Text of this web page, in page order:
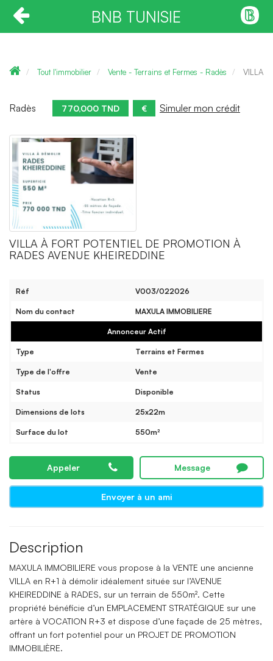
BNB TUNISIE
Tout l'immobilier Vente - Terrains et Fermes - Radès VILLA À
Radès 770,000 TND € Simuler mon crédit
VILLA À FORT POTENTIEL DE PROMOTION À
RADES AVENUE KHEIREDDINE
Réf V003/022026
Nom du contact MAXULA IMMOBILIERE
Annonceur Actif
Type Terrains et Fermes
Type de l'offre Vente
Status Disponible
Dimensions de lots 25x22m
Surface du lot 550m²
Appeler Message
Envoyer à un ami
Description
MAXULA IMMOBILIERE vous propose à la VENTE une ancienne
VILLA en R+1 à démolir idéalement située sur l’AVENUE
KHEIREDDINE à RADES, sur un terrain de 550m². Cette
propriété bénéficie d’un EMPLACEMENT STRATÉGIQUE sur une
artère à VOCATION R+3 et dispose d’une façade de 25 mètres,
offrant un fort potentiel pour un PROJET DE PROMOTION
IMMOBILIÈRE.